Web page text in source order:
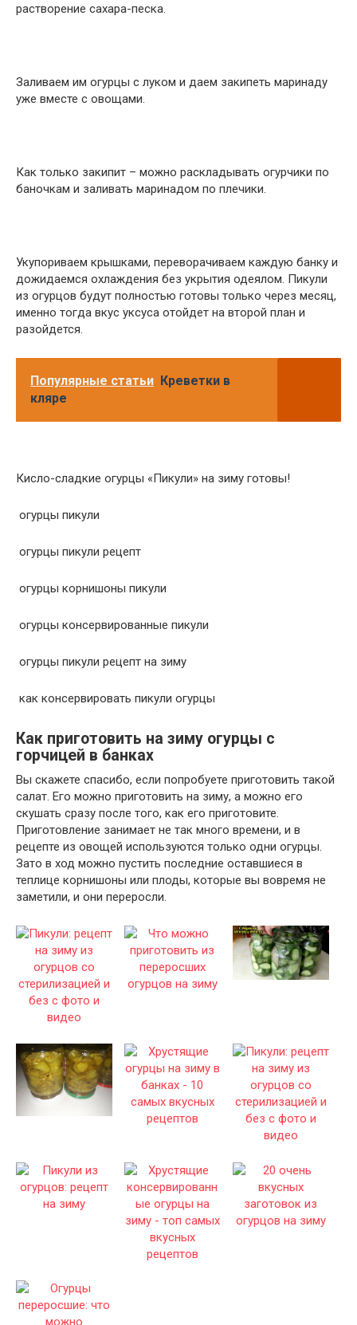
растворение сахара-песка.
Заливаем им огурцы с луком и даем закипеть маринаду
уже вместе с овощами.
Как только закипит – можно раскладывать огурчики по
баночкам и заливать маринадом по плечики.
Укупориваем крышками, переворачиваем каждую банку и
дожидаемся охлаждения без укрытия одеялом. Пикули
из огурцов будут полностью готовы только через месяц,
именно тогда вкус уксуса отойдет на второй план и
разойдется.
Популярные статьи Креветки в
кляре
Кисло-сладкие огурцы «Пикули» на зиму готовы!
огурцы пикули
огурцы пикули рецепт
огурцы корнишоны пикули
огурцы консервированные пикули
огурцы пикули рецепт на зиму
как консервировать пикули огурцы
Как приготовить на зиму огурцы с
горчицей в банках
Вы скажете спасибо, если попробуете приготовить такой
салат. Его можно приготовить на зиму, а можно его
скушать сразу после того, как его приготовите.
Приготовление занимает не так много времени, и в
рецепте из овощей используются только одни огурцы.
Зато в ход можно пустить последние оставшиеся в
теплице корнишоны или плоды, которые вы вовремя не
заметили, и они переросли.